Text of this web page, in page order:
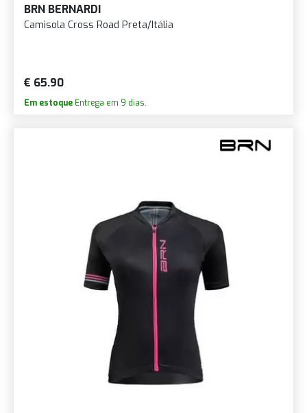
BRN BERNARDI
Camisola Cross Road Preta/Itália
€ 65.90
Em estoque Entrega em 9 dias.